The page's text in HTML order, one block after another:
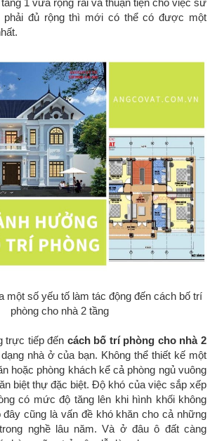
phải đủ rộng thì mới có thể có được một
một số yếu tố làm tác động đến cách bố trí
phòng cho nhà 2 tầng
trực tiếp đến cách bố trí phòng cho nhà 2
nhà ở của bạn. Không thể thiết kế một
hoặc phòng khách kể cả phòng ngủ vuông
biệt thự đặc biệt. Độ khó của việc sắp xếp
có mức độ tăng lên khi hình khối không
cũng là vấn đề khó khăn cho cả những
nghề lâu năm. Và ở đâu ô đất càng